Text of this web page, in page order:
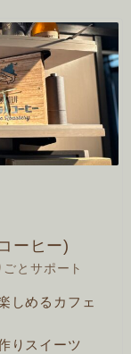
ーヒー)
とサポート
しめるカフェ
りスイーツ